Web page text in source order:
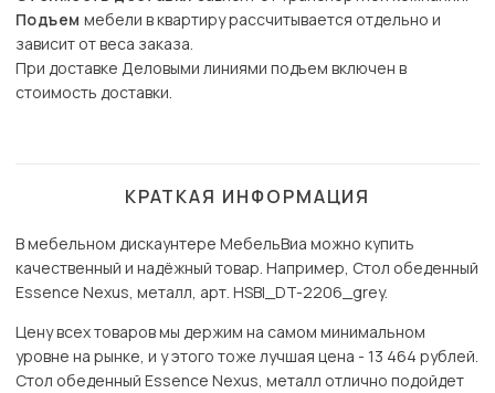
Подъем мебели в квартиру рассчитывается отдельно и
зависит от веса заказа.
При доставке Деловыми линиями подъем включен в
стоимость доставки.
КРАТКАЯ ИНФОРМАЦИЯ
В мебельном дискаунтере МебельВиа можно купить
качественный и надёжный товар. Например, Стол обеденный
Essence Nexus, металл, арт. HSBI_DT-2206_grey.
Цену всех товаров мы держим на самом минимальном
уровне на рынке, и у этого тоже лучшая цена - 13 464 рублей.
Стол обеденный Essence Nexus, металл отлично подойдет